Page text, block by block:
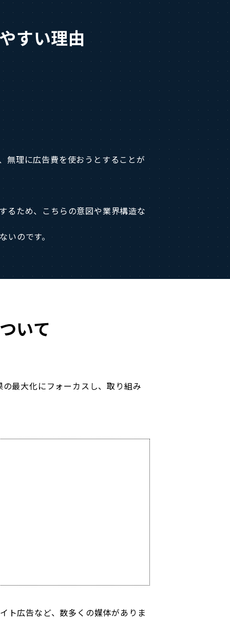
すい理由
無理に広告費を使おうとすることが
るため、こちらの意図や業界構造な
のです。
いて
最大化にフォーカスし、取り組み
ト広告など、数多くの媒体がありま